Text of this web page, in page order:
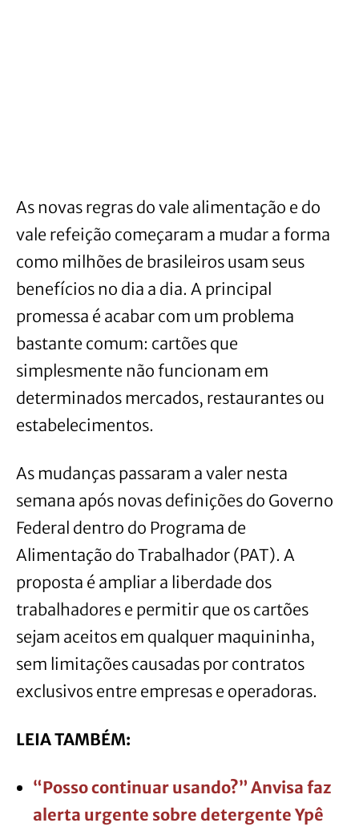
As novas regras do vale alimentação e do
vale refeição começaram a mudar a forma
como milhões de brasileiros usam seus
benefícios no dia a dia. A principal
promessa é acabar com um problema
bastante comum: cartões que
simplesmente não funcionam em
determinados mercados, restaurantes ou
estabelecimentos.
As mudanças passaram a valer nesta
semana após novas definições do Governo
Federal dentro do Programa de
Alimentação do Trabalhador (PAT). A
proposta é ampliar a liberdade dos
trabalhadores e permitir que os cartões
sejam aceitos em qualquer maquininha,
sem limitações causadas por contratos
exclusivos entre empresas e operadoras.
LEIA TAMBÉM:
“Posso continuar usando?” Anvisa faz
alerta urgente sobre detergente Ypê